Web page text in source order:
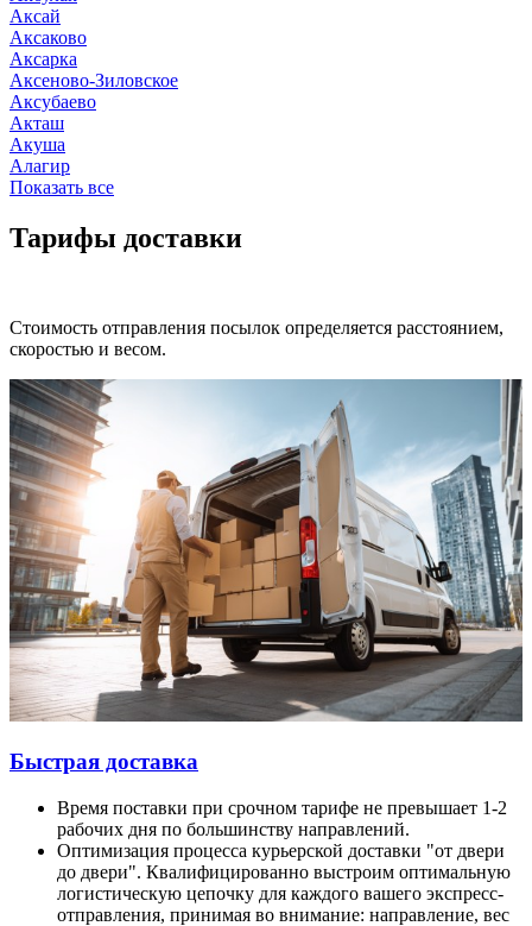
Аксай
Аксаково
Аксарка
Аксеново-Зиловское
Аксубаево
Акташ
Акуша
Алагир
Показать все
Тарифы доставки
Стоимость отправления посылок определяется расстоянием,
скоростью и весом.
Быстрая доставка
Время поставки при срочном тарифе не превышает 1-2
рабочих дня по большинству направлений.
Оптимизация процесса курьерской доставки "от двери
до двери". Квалифицированно выстроим оптимальную
логистическую цепочку для каждого вашего экспресс-
отправления, принимая во внимание: направление, вес